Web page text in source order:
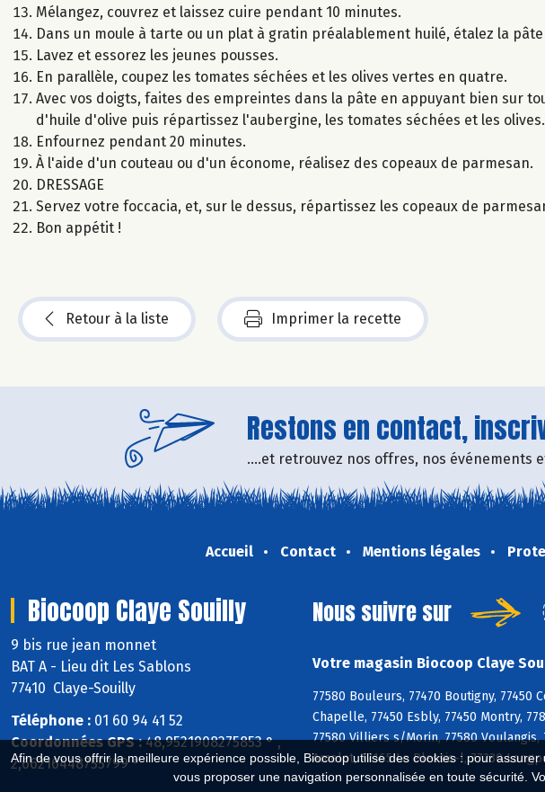
Afin de vous offrir la meilleure expérience possible, Biocoop utilise des cookies : pour
vous proposer une navigation personnalisée en toute sécurité.
Mélangez, couvrez et laissez cuire pendant 10 minutes.
Dans un moule à tarte ou un plat à gratin préalablement huilé, étalez la
Lavez et essorez les jeunes pousses.
En parallèle, coupez les tomates séchées et les olives vertes en quatre.
Avec vos doigts, faites des empreintes dans la pâte en appuyant bien sur
d'huile d'olive puis répartissez l'aubergine, les tomates séchées et les olives.
Enfournez pendant 20 minutes.
À l'aide d'un couteau ou d'un économe, réalisez des copeaux de parmesan.
DRESSAGE
Servez votre foccacia, et, sur le dessus, répartissez les copeaux de
Bon appétit !
Retour à la liste Imprimer la recette
Restons en contact,
....et retrouvez nos offres, nos événements
Accueil Contact Mentions légales
Biocoop Claye Souilly
9 bis rue jean monnet
BAT A - Lieu dit Les Sablons
77410 Claye-Souilly
Téléphone : 01 60 94 41 52
Coordonnées GPS :48,9521908275853 ° ,
2,66216448755799 °
Nous suivre sur
Votre magasin Biocoop Claye
77580 Bouleurs, 77470 Boutigny,
Chapelle, 77450 Esbly, 77450 Montry,
77580 Villiers s/Morin, 77580 Voulangis,
Amelot, 77165 Le Plessis-l, 77230